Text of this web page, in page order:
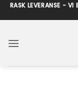
Skip
to
RASK LEVERANSE - VI